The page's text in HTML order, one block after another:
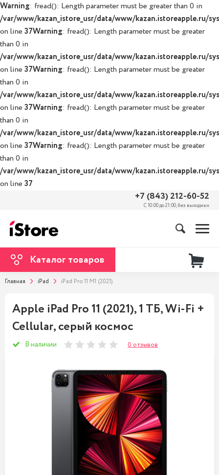
Warning: fread(): Length parameter must be greater than 0 in
/var/www/kazan_istore_usr/data/www/kazan.istoreapple.ru/
on line 37Warning: fread(): Length parameter must be greater
than 0 in
/var/www/kazan_istore_usr/data/www/kazan.istoreapple.ru/
on line 37Warning: fread(): Length parameter must be greater
than 0 in
/var/www/kazan_istore_usr/data/www/kazan.istoreapple.ru/
on line 37Warning: fread(): Length parameter must be greater
than 0 in
/var/www/kazan_istore_usr/data/www/kazan.istoreapple.ru/
on line 37Warning: fread(): Length parameter must be greater
than 0 in
/var/www/kazan_istore_usr/data/www/kazan.istoreapple.ru/
on line 37
+7 (843) 212-60-52
С 10:00 до 21:00, без выходных
Каталог товаров
Главная iPad iPad Pro 11 M1 (2021)
Apple iPad Pro 11 (2021), 1 ТБ, Wi-Fi +
Cellular, серый космос
В наличии 0 отзывов